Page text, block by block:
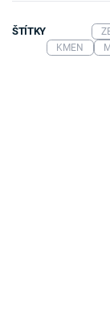
ŠTÍTKY
KMEN